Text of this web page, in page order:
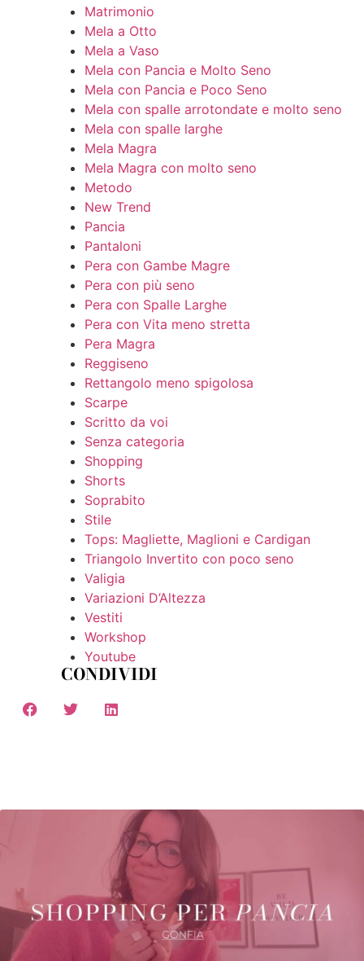
Matrimonio
Mela a Otto
Mela a Vaso
Mela con Pancia e Molto Seno
Mela con Pancia e Poco Seno
Mela con spalle arrotondate e molto seno
Mela con spalle larghe
Mela Magra
Mela Magra con molto seno
Metodo
New Trend
Pancia
Pantaloni
Pera con Gambe Magre
Pera con più seno
Pera con Spalle Larghe
Pera con Vita meno stretta
Pera Magra
Reggiseno
Rettangolo meno spigolosa
Scarpe
Scritto da voi
Senza categoria
Shopping
Shorts
Soprabito
Stile
Tops: Magliette, Maglioni e Cardigan
Triangolo Invertito con poco seno
Valigia
Variazioni D’Altezza
Vestiti
Workshop
Youtube
CONDIVIDI